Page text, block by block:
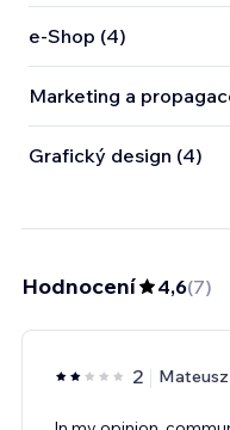
e‑Shop (4)
Marketing a
Grafický design (4)
Hodnocení 4,6(7)
2 Mateusz